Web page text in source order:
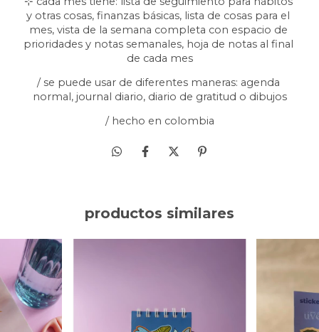
y otras cosas, finanzas básicas, lista de cosas para el
mes, vista de la semana completa con espacio de
prioridades y notas semanales, hoja de notas al final
de cada mes
/ se puede usar de diferentes maneras: agenda
normal, journal diario, diario de gratitud o dibujos
/ hecho en colombia
productos similares